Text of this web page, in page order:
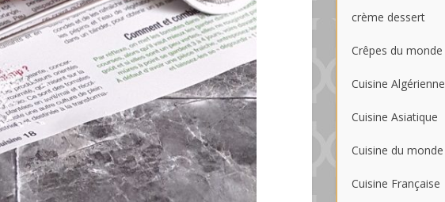
crème dessert
Crêpes du monde
Cuisine Algérienne
Cuisine Asiatique
Cuisine du monde
Cuisine Française